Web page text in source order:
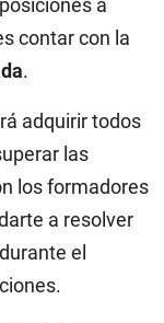
a
contar con la
.
adquirir todos
las
los formadores
a resolver
el